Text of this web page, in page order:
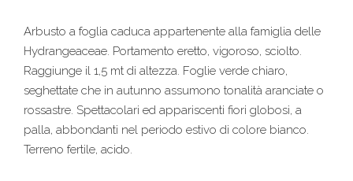
Arbusto a foglia caduca appartenente alla famiglia delle
Hydrangeaceae. Portamento eretto, vigoroso, sciolto.
Raggiunge il 1,5 mt di altezza. Foglie verde chiaro,
seghettate che in autunno assumono tonalità aranciate o
rossastre. Spettacolari ed appariscenti fiori globosi, a
palla, abbondanti nel periodo estivo di colore bianco.
Terreno fertile, acido.